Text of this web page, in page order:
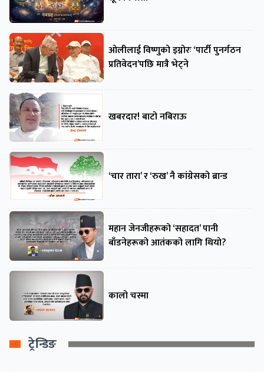
ओलीलाई विष्णुको इग्नोरः ‘पार्टी पुनर्गठन
प्रतिवेदन’पछि मात्रै भेट्ने
खबरदार! बाटो नबिराऊ
‘चार तारा’ र ‘रुख’ नै कांग्रेसको ब्रान्ड
महान जेनजीहरूको ‘सहादत’ पानी
बाँडनेहरूको आतंकको लागि थियो?
कालो चस्मा
ट्रेन्डिङ